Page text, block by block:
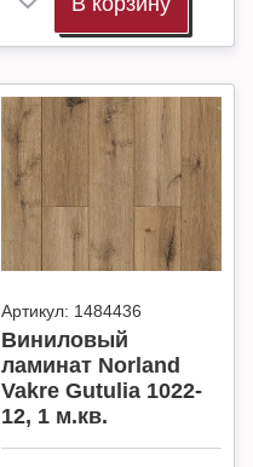
Артикул: 1484436
Виниловый
ламинат Norland
Vakre Gutulia 1022-
12, 1 м.кв.